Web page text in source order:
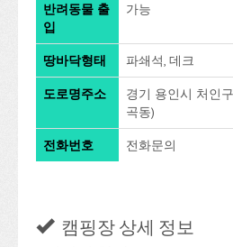
반려동물 출
입
가능
땅바닥형태 파쇄석, 데크
도로명주소
경기 용인시 처인
곡동)
전화번호 전화문의
캠핑장 상세 정보